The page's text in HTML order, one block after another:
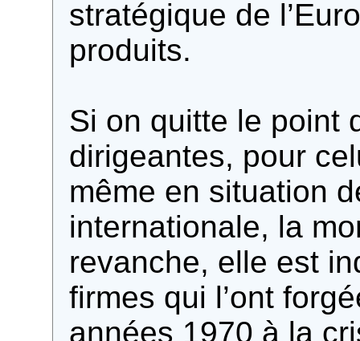
stratégique de
produits.
Si on quitte le point
dirigeantes, pour
même en situation
internationale, la
revanche, elle est
firmes qui l’ont
années 1970 à la